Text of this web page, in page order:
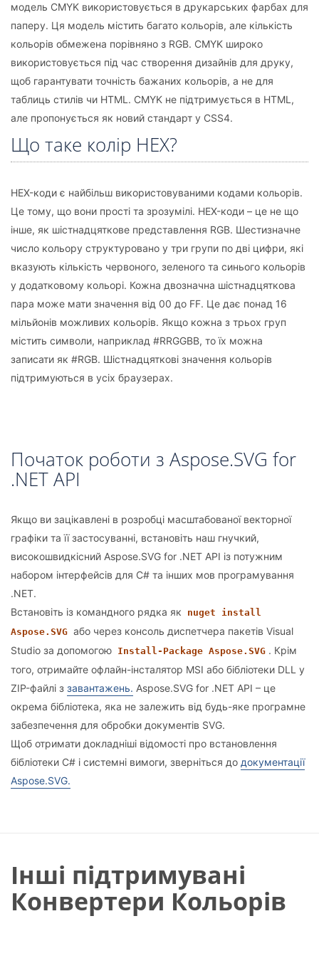
модель CMYK використовується в друкарських фарбах для
паперу. Ця модель містить багато кольорів, але кількість
кольорів обмежена порівняно з RGB. CMYK широко
використовується під час створення дизайнів для друку,
щоб гарантувати точність бажаних кольорів, а не для
таблиць стилів чи HTML. CMYK не підтримується в HTML,
але пропонується як новий стандарт у CSS4.
Що таке колір HEX?
HEX-коди є найбільш використовуваними кодами кольорів.
Це тому, що вони прості та зрозумілі. HEX-коди – це не що
інше, як шістнадцяткове представлення RGB. Шестизначне
число кольору структуровано у три групи по дві цифри, які
вказують кількість червоного, зеленого та синього кольорів
у додатковому кольорі. Кожна двозначна шістнадцяткова
пара може мати значення від 00 до FF. Це дає понад 16
мільйонів можливих кольорів. Якщо кожна з трьох груп
містить символи, наприклад #RRGGBB, то їх можна
записати як #RGB. Шістнадцяткові значення кольорів
підтримуються в усіх браузерах.
Початок роботи з Aspose.SVG for
.NET API
Якщо ви зацікавлені в розробці масштабованої векторної
графіки та її застосуванні, встановіть наш гнучкий,
високошвидкісний Aspose.SVG for .NET API із потужним
набором інтерфейсів для C# та інших мов програмування
.NET.
Встановіть із командного рядка як
nuget install
Aspose.SVG або через консоль диспетчера пакетів Visual
Studio за допомогою Install-Package Aspose.SVG . Крім
того, отримайте офлайн-інсталятор MSI або бібліотеки DLL у
ZIP-файлі з завантажень. Aspose.SVG for .NET API – це
окрема бібліотека, яка не залежить від будь-яке програмне
забезпечення для обробки документів SVG.
Щоб отримати докладніші відомості про встановлення
бібліотеки C# і системні вимоги, зверніться до документації
Aspose.SVG.
Інші підтримувані
Конвертери Кольорів